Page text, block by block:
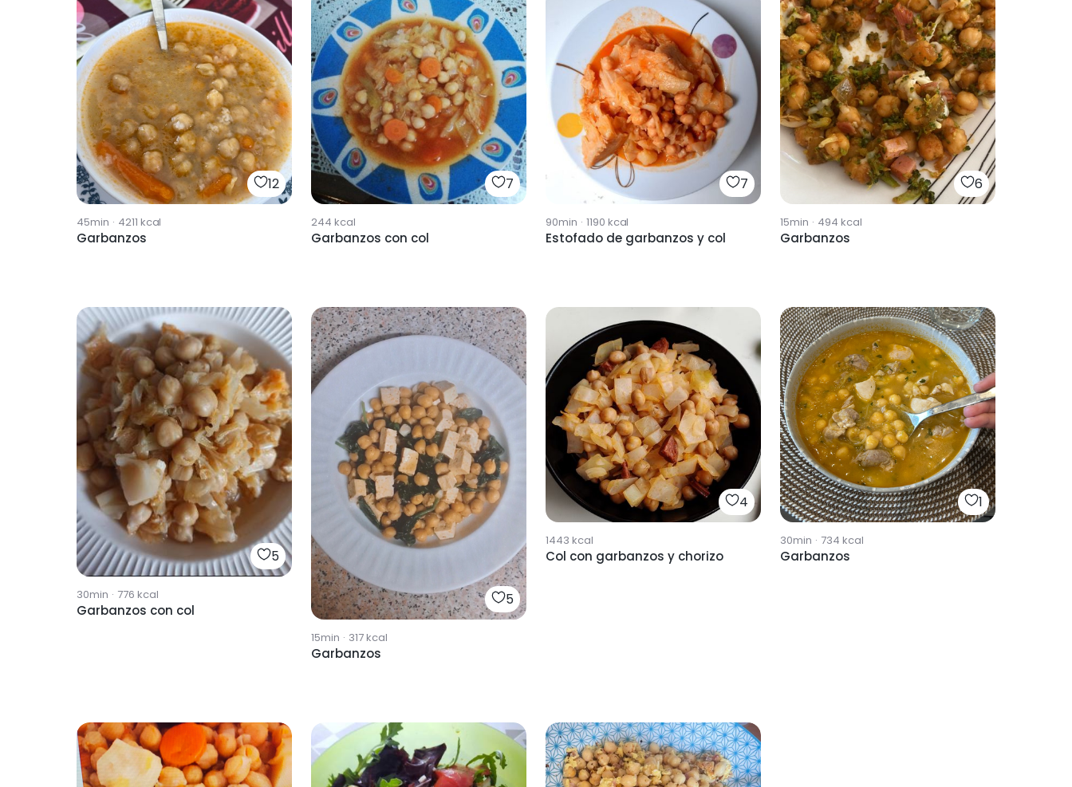
12
45min · 4211 kcal
Garbanzos
7
244 kcal
Garbanzos con col
7
90min · 1190 kcal
Estofado de garbanzos y col
6
15min · 494 kcal
Garbanzos
5
30min · 776 kcal
Garbanzos con col
5
15min · 317kcal
Garbanzos
4
1443 kcal
Col con garbanzos y chorizo
1
30min · 734 kcal
Garbanzos